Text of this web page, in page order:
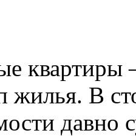
квартиры
жилья. В
давно